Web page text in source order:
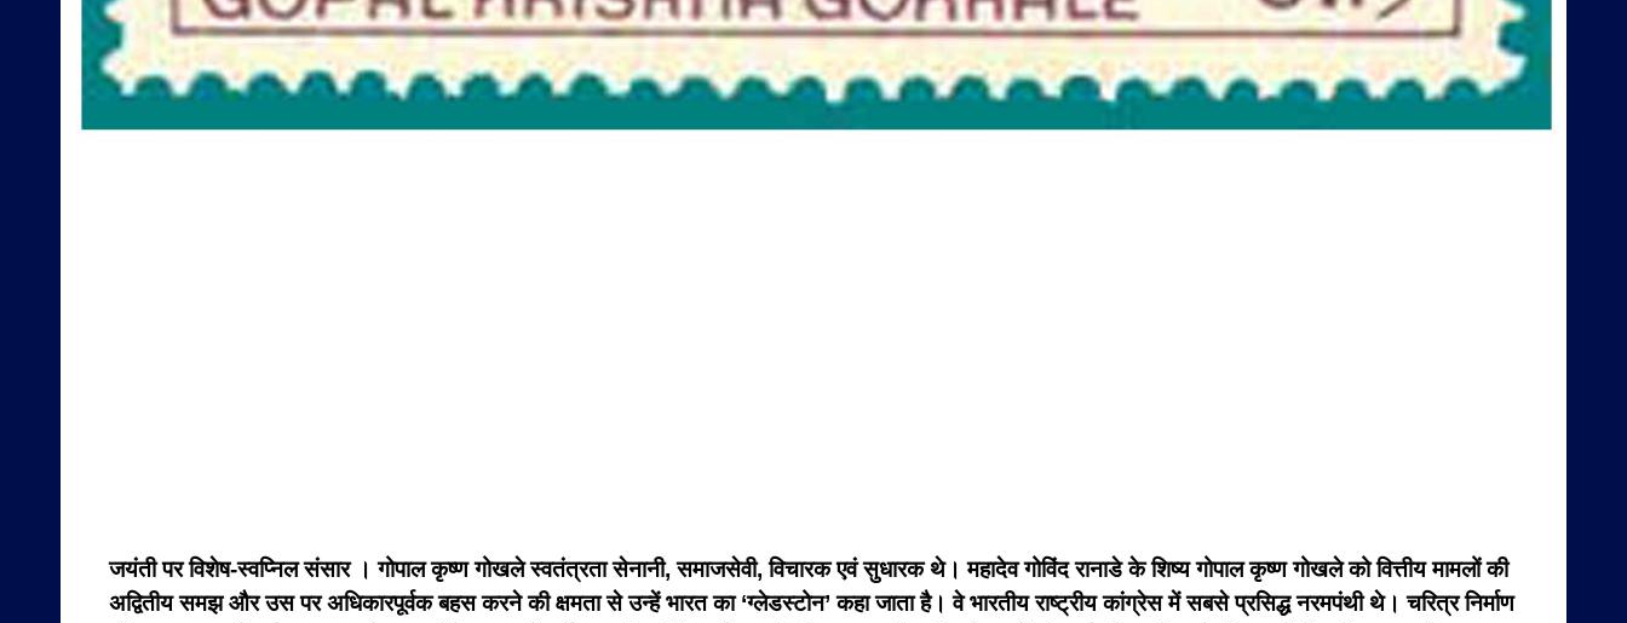
जयंती पर विशेष-स्वप्निल संसार । गोपाल कृष्ण गोखले स्वतंत्रता सेनानी, समाजसेवी, विचारक एवं सुधारक थे। महादेव गोविंद रानाडे के शिष्य गोपाल कृष्ण गोखले को वित्तीय मामलों की
अद्वितीय समझ और उस पर अधिकारपूर्वक बहस करने की क्षमता से उन्हें भारत का ‘ग्लेडस्टोन’ कहा जाता है। वे भारतीय राष्ट्रीय कांग्रेस में सबसे प्रसिद्ध नरमपंथी थे। चरित्र निर्माण